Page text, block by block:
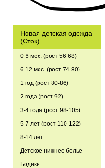
Новая детская одежда
(Сток)
0-6 мес. (рост 56-68)
6-12 мес. (рост 74-80)
1 год (рост 80-86)
2 года (рост 92)
3-4 года (рост 98-105)
5-7 лет (рост 110-122)
8-14 лет
Детское нижнее белье
Бодики